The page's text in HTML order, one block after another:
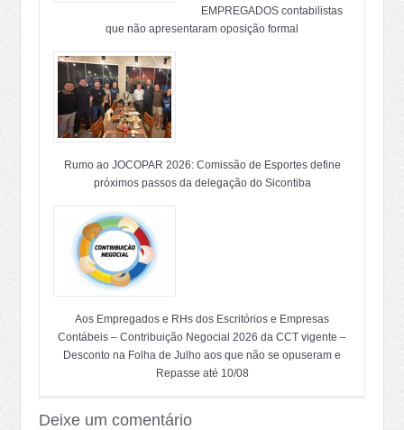
EMPREGADOS contabilistas
que não apresentaram oposição formal
Rumo ao JOCOPAR 2026: Comissão de Esportes define
próximos passos da delegação do Sicontiba
Aos Empregados e RHs dos Escritórios e Empresas
Contábeis – Contribuição Negocial 2026 da CCT vigente –
Desconto na Folha de Julho aos que não se opuseram e
Repasse até 10/08
Deixe um comentário